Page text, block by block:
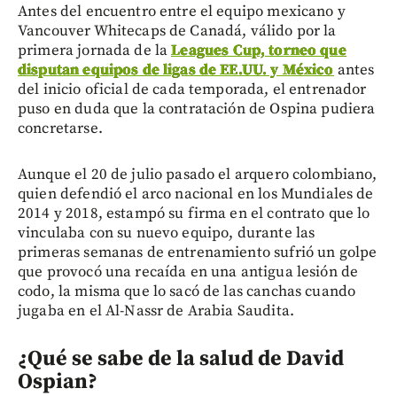
Antes del encuentro entre el equipo mexicano y
Vancouver Whitecaps de Canadá, válido por la
primera jornada de laLeagues Cup, torneo que
disputan equipos de ligas de EE.UU. y México antes
del inicio oficial de cada temporada, el entrenador
puso en duda que la contratación de Ospina pudiera
concretarse.
Aunque el 20 de julio pasado el arquero colombiano,
quien defendió el arco nacional en los Mundiales de
2014 y 2018, estampó su firma en el contrato que lo
vinculaba con su nuevo equipo, durante las
primeras semanas de entrenamiento sufrió un golpe
que provocó una recaída en una antigua lesión de
codo, la misma que lo sacó de las canchas cuando
jugaba en el Al-Nassr de Arabia Saudita.
¿Qué se sabe de la salud de David
Ospian?